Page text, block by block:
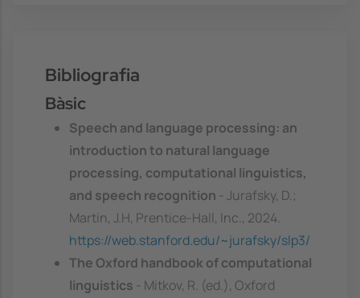
Bibliografia
Bàsic
Speech and language processing: an
introduction to natural language
processing, computational linguistics,
and speech recognition
- Jurafsky, D.;
Martin, J.H, Prentice-Hall, Inc., 2024.
https://web.stanford.edu/~jurafsky/slp3/
The Oxford handbook of computational
linguistics
- Mitkov, R. (ed.), Oxford